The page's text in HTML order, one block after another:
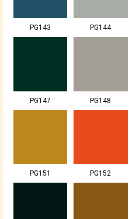
PG143 PG144
PG147 PG148
PG151 PG152